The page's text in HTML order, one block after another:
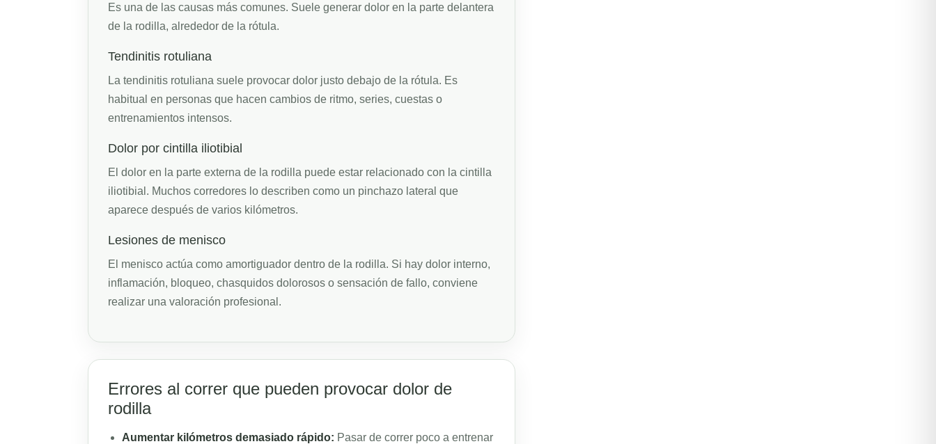
Es una de las causas más comunes. Suele generar dolor en la parte delantera
de la rodilla, alrededor de la rótula.
Tendinitis rotuliana
La tendinitis rotuliana suele provocar dolor justo debajo de la rótula. Es
habitual en personas que hacen cambios de ritmo, series, cuestas o
entrenamientos intensos.
Dolor por cintilla iliotibial
El dolor en la parte externa de la rodilla puede estar relacionado con la cintilla
iliotibial. Muchos corredores lo describen como un pinchazo lateral que
aparece después de varios kilómetros.
Lesiones de menisco
El menisco actúa como amortiguador dentro de la rodilla. Si hay dolor interno,
inflamación, bloqueo, chasquidos dolorosos o sensación de fallo, conviene
realizar una valoración profesional.
Errores al correr que pueden provocar dolor de
rodilla
Aumentar kilómetros demasiado rápido: Pasar de correr poco a entrenar